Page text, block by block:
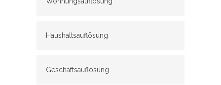
Haushaltsauflösung
Geschäftsauflösung